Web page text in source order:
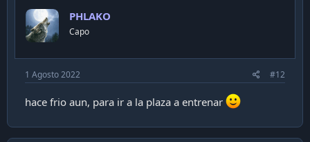
o
s
PHLAKO
Capo
1 Agosto 2022 #12
hace frio aun, para ir a la plaza a entrenar